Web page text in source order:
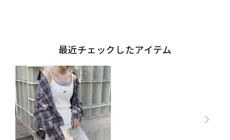
最近チェックしたアイテム